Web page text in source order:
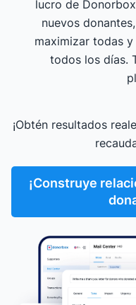
lucro de
nuevos
maximizar todas
todos los días.
¡Obtén resultados
¡Construye